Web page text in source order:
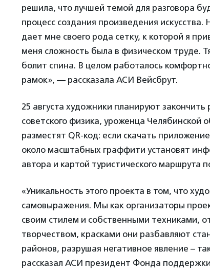
решила, что лучшей темой для разговора
процесс создания произведения
дает мне своего рода сетку, к которой я
меня сложность была в физическом труде.
болит спина. В целом работалось
рамок», — рассказала АСИ Вейсбрут.
25 августа художники планируют
советского физика, уроженца Челябинской
разместят QR-код: если скачать
около масштабных граффити установят
автора и картой туристического маршрута
«Уникальность этого проекта в том, что
самовыражения. Мы как организаторы
своим стилем и собственными техниками,
творчеством, красками они разбавляют
районов, разрушая негативное явление –
рассказал АСИ президент Фонда